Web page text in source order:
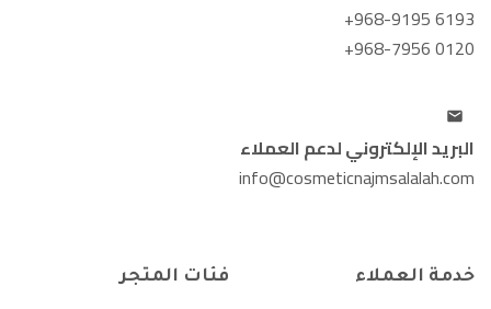
+968-9195 6193
+968-7956 0120
البريد الإلكتروني لدعم العملاء
info@cosmeticnajmsalalah.com
خدمة العملاء فئات المتجر